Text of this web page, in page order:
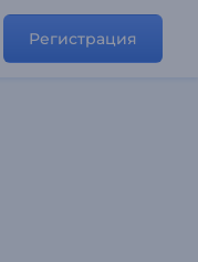
Регистрация